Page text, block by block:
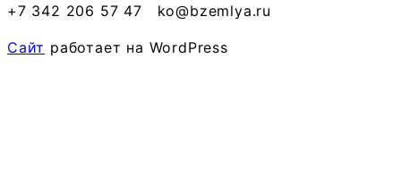
+7 342 206 57 47 ko@bzemlya.ru
Сайт работает на WordPress